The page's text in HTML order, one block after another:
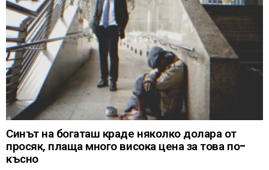
Синът на богаташ краде няколко долара от
просяк, плаща много висока цена за това по-
късно